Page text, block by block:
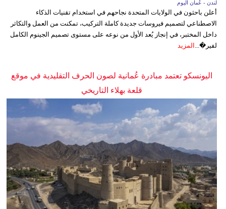
لندن - عُمان اليوم
أعلن باحثون في الولايات المتحدة نجاحهم في استخدام تقنيات الذكاء
الاصطناعي لتصميم فيروسات جديدة كاملة التركيب، تمكنت من العمل والتكاثر
داخل المختبر، في إنجاز يُعد الأول من نوعه على مستوى تصميم الجينوم الكامل
لفير�... المزيد
اليونسكو تعتمد مبادرة عُمانية لصون الحرف التقليدية في موقع
قلعة بهلاء التاريخي